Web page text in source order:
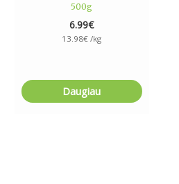
500g
6.99€
13.98€ /kg
Daugiau